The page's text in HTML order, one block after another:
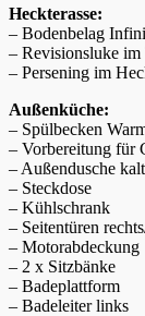
Heckterasse:
– Bodenbelag
– Revisionsluke
– Persening im
Außenküche:
– Spülbecken
– Vorbereitung für
– Außendusche
– Steckdose
– Kühlschrank
– Seitentüren
– Motorabdeckung
– 2 x Sitzbänke
– Badeplattform
– Badeleiter links